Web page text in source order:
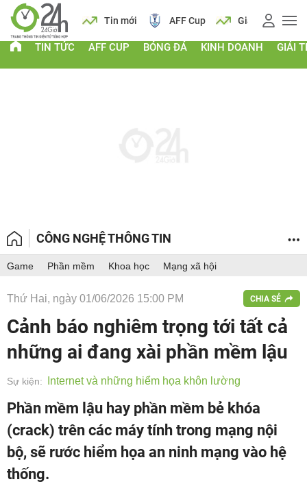
Lịch Tin mới AFF Cup Giá vàng
TIN TỨC AFF CUP BÓNG ĐÁ KINH DOANH GIẢI
CÔNG NGHỆ THÔNG TIN
Game Phần mềm Khoa học Mạng xã hội
Thứ Hai, ngày 01/06/2026 15:00 PM CHIA SẺ
Cảnh báo nghiêm trọng tới tất cả
những ai đang xài phần mềm lậu
Sự kiện: Internet và những hiểm họa khôn lường
Phần mềm lậu hay phần mềm bẻ khóa
(crack) trên các máy tính trong mạng nội
bộ, sẽ rước hiểm họa an ninh mạng vào hệ
thống.